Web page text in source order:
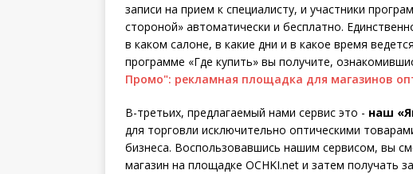
записи на прием к специалисту, и участники
стороной» автоматически и бесплатно.
в каком салоне, в какие дни и в какое время
программе «Где купить» вы получите,
Промо": рекламная площадка для магазинов
В-третьих, предлагаемый нами сервис это - наш
для торговли исключительно оптическими
бизнеса. Воспользовавшись нашим сервисом, вы
магазин на площадке OCHKI.net и затем получать